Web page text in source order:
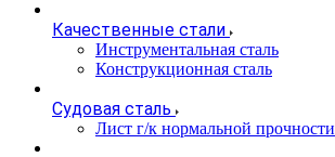
Качественные стали
Инструментальная сталь
Конструкционная сталь
Судовая сталь
Лист г/к нормальной прочности